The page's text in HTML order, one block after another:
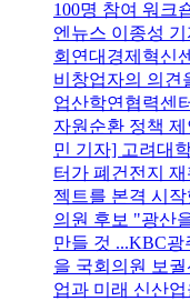
100명 참여 워크
엔뉴스 이종성
회연대경제혁신
비창업자의 의견
업산학연협력센
자원순환 정책
민 기자] 고려대
터가 폐건전지
젝트를 본격 시
의원 후보 "광산
만들 것 ...KBC
을 국회의원 보
업과 미래 신산